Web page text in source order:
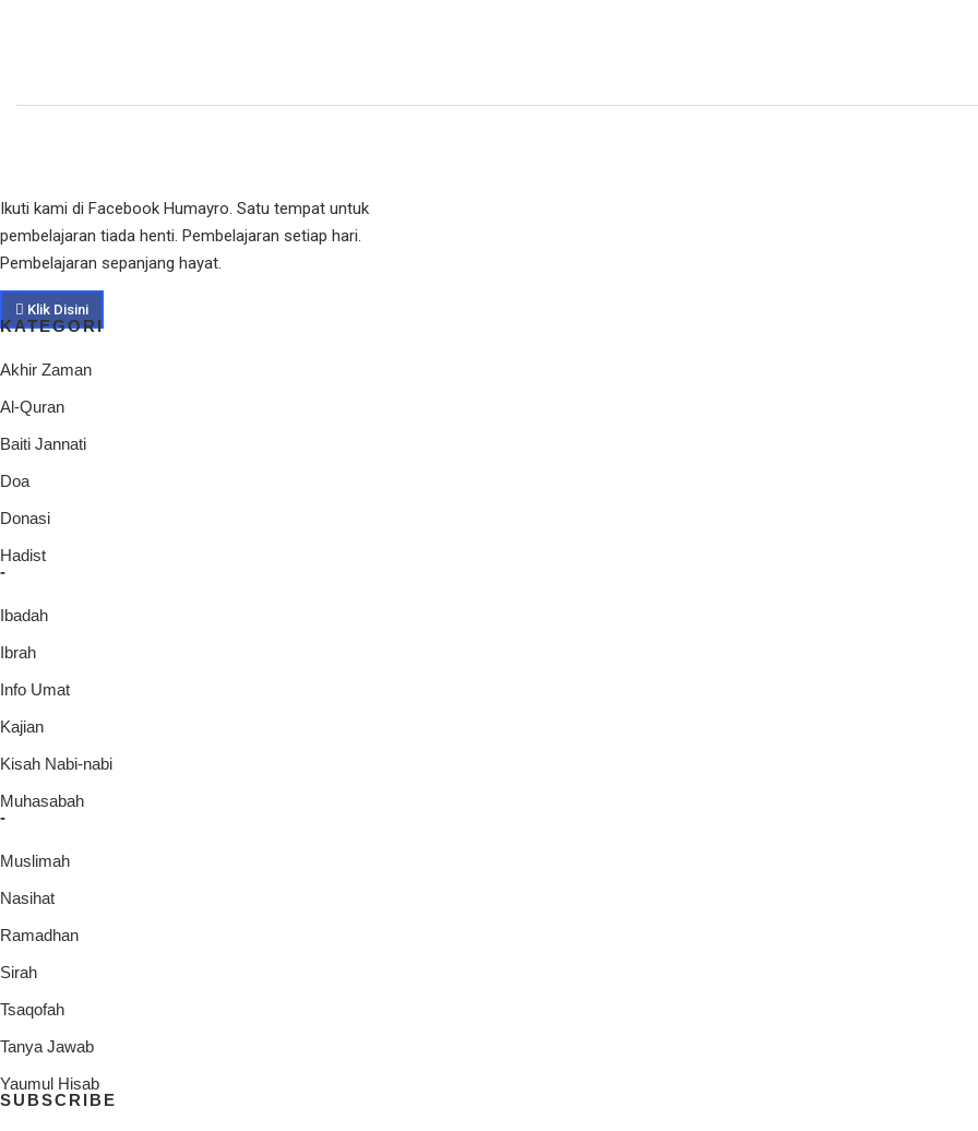
Ikuti kami di Facebook Humayro. Satu tempat untuk
pembelajaran tiada henti. Pembelajaran setiap hari.
Pembelajaran sepanjang hayat.
Klik Disini
KATEGORI
Akhir Zaman
Al-Quran
Baiti Jannati
Doa
Donasi
Hadist
-
Ibadah
Ibrah
Info Umat
Kajian
Kisah Nabi-nabi
Muhasabah
-
Muslimah
Nasihat
Ramadhan
Sirah
Tsaqofah
Tanya Jawab
Yaumul Hisab
SUBSCRIBE